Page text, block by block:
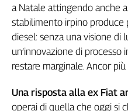
a Natale attingendo anche a
stabilimento irpino
diesel: senza una visione di
un’innovazione di processo
restare marginale. Ancor
Una risposta alla ex Fiat
operai di quella che oggi si